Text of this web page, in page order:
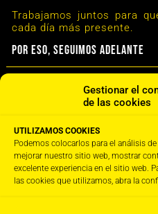
Gestionar el
de las cookies
UTILIZAMOS COOKIES
Podemos colocarlos para el análisis
mejorar nuestro sitio web, mostrar
excelente experiencia en el sitio web.
las cookies que utilizamos, abra la
Trabajamos juntos para
cada día más presente.
Por eso, seguimos adelante